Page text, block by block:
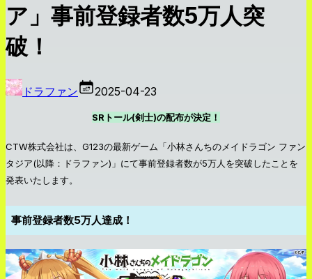
ア」事前登録者数5万人突
破！
ドラファン 2025-04-23
SRトール(剣士)の配布が決定！
CTW株式会社は、G123の最新ゲーム「小林さんちのメイドラゴン ファン
タジア(以降：ドラファン)」にて事前登録者数が5万人を突破したことを
発表いたします。
事前登録者数5万人達成！